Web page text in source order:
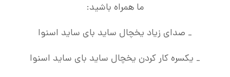
ما همراه باشید:
_ صدای زیاد یخچال ساید بای ساید اسنوا
_ یکسره کار کردن یخچال ساید بای ساید اسنوا